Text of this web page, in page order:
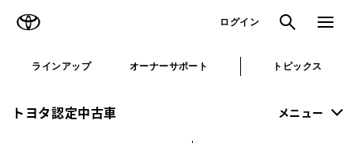
ログイン 検索 メニュ
ラインアップ オーナーサポート トピックス
トヨタ認定中古車 メニュー